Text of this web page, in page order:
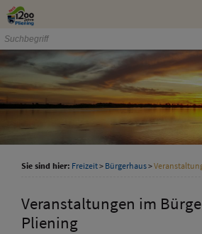
Zum Inhalt
Sie sind hier: Freizeit> Bürgerhaus>
Veranstaltungen im
Pliening
schließen